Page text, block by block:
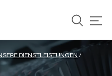
DIENSTLEISTUNGEN /